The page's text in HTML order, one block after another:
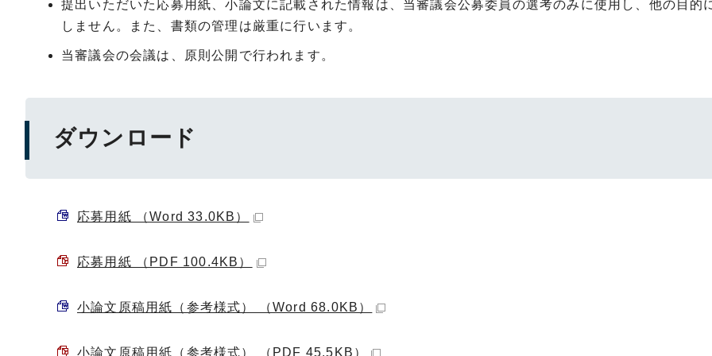
提出いただいた応募用紙、小論文に記載された情報は、当審議会公募委員の選考のみに使用し、他の目的
しません。また、書類の管理は厳重に行います。
当審議会の会議は、原則公開で行われます。
ダウンロード
応募用紙 （Word 33.0KB）
応募用紙 （PDF 100.4KB）
小論文原稿用紙（参考様式） （Word 68.0KB）
小論文原稿用紙（参考様式） （PDF 45.5KB）